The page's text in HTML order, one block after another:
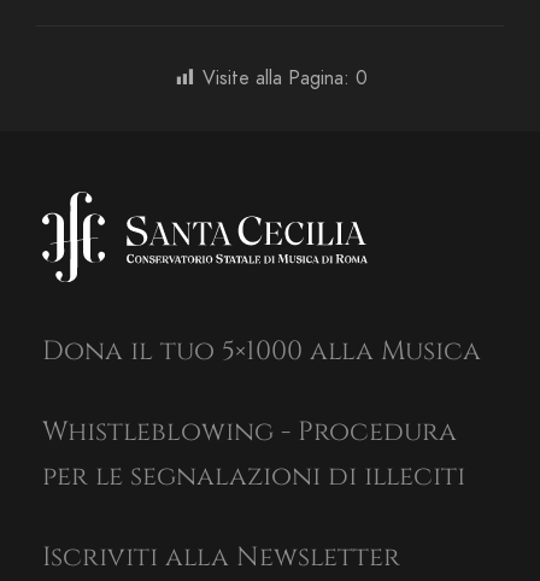
Visite alla Pagina: 0
Dona il tuo 5×1000 alla Musica
Whistleblowing - Procedura
per le segnalazioni di illeciti
Iscriviti alla Newsletter